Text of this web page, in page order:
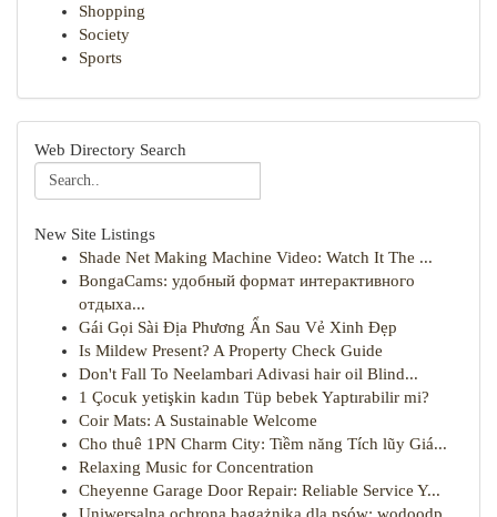
Shopping
Society
Sports
Web Directory Search
New Site Listings
Shade Net Making Machine Video: Watch It The ...
BongaCams: удобный формат интерактивного
отдыха...
Gái Gọi Sài Địa Phương Ẩn Sau Vẻ Xinh Đẹp
Is Mildew Present? A Property Check Guide
Don't Fall To Neelambari Adivasi hair oil Blind...
1 Çocuk yetişkin kadın Tüp bebek Yaptırabilir mi?
Coir Mats: A Sustainable Welcome
Cho thuê 1PN Charm City: Tiềm năng Tích lũy Giá...
Relaxing Music for Concentration
Cheyenne Garage Door Repair: Reliable Service Y...